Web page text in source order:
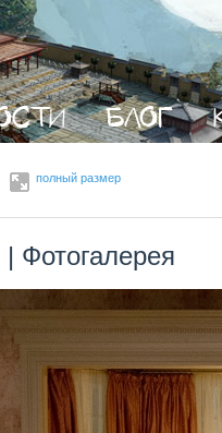
полный размер
| Фотогалерея